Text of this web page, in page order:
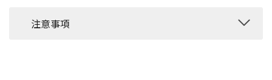
注意事項